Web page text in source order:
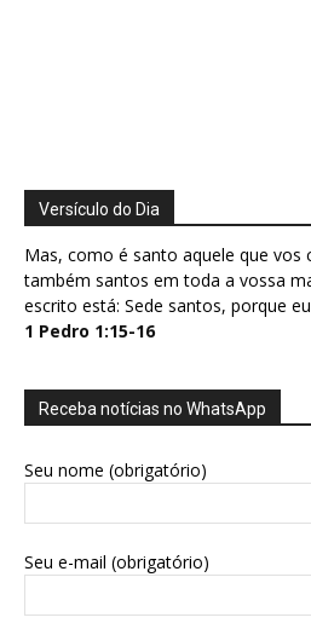
Versículo do Dia
Mas, como é santo aquele que vos
também santos em toda a vossa
escrito está: Sede santos, porque
1 Pedro 1:15-16
Receba notícias no WhatsApp
Seu nome (obrigatório)
Seu e-mail (obrigatório)